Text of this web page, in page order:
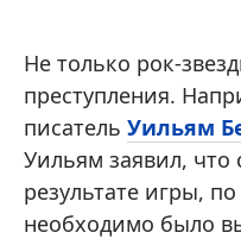
Не только рок-
преступления.
писатель Уильям
Уильям заявил, что
результате игры,
необходимо было